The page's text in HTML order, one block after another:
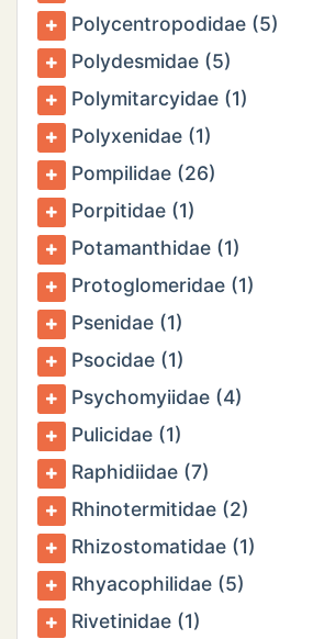
Polycentropodidae (5)
Polydesmidae (5)
Polymitarcyidae (1)
Polyxenidae (1)
Pompilidae (26)
Porpitidae (1)
Potamanthidae (1)
Protoglomeridae (1)
Psenidae (1)
Psocidae (1)
Psychomyiidae (4)
Pulicidae (1)
Raphidiidae (7)
Rhinotermitidae (2)
Rhizostomatidae (1)
Rhyacophilidae (5)
Rivetinidae (1)